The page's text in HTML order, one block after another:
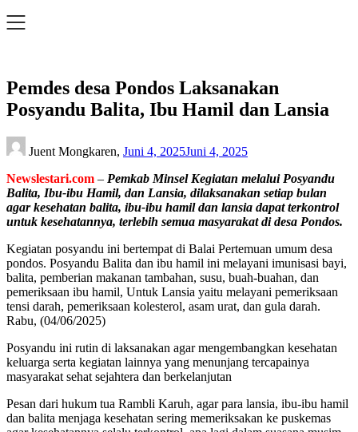
Pemdes desa Pondos Laksanakan
Posyandu Balita, Ibu Hamil dan Lansia
Juent Mongkaren, Juni 4, 2025Juni 4, 2025
Newslestari.com – Pemkab Minsel Kegiatan melalui Posyandu
Balita, Ibu-ibu Hamil, dan Lansia, dilaksanakan setiap bulan
agar kesehatan balita, ibu-ibu hamil dan lansia dapat terkontrol
untuk kesehatannya, terlebih semua masyarakat di desa Pondos.
Kegiatan posyandu ini bertempat di Balai Pertemuan umum desa
pondos. Posyandu Balita dan ibu hamil ini melayani imunisasi bayi,
balita, pemberian makanan tambahan, susu, buah-buahan, dan
pemeriksaan ibu hamil, Untuk Lansia yaitu melayani pemeriksaan
tensi darah, pemeriksaan kolesterol, asam urat, dan gula darah.
Rabu, (04/06/2025)
Posyandu ini rutin di laksanakan agar mengembangkan kesehatan
keluarga serta kegiatan lainnya yang menunjang tercapainya
masyarakat sehat sejahtera dan berkelanjutan
Pesan dari hukum tua Rambli Karuh, agar para lansia, ibu-ibu hamil
dan balita menjaga kesehatan sering memeriksakan ke puskemas